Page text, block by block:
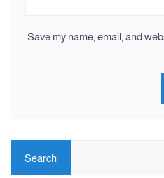
Save my name, email, and